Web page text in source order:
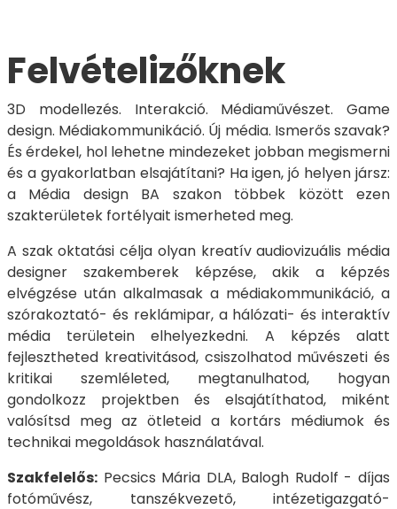
Felvételizőknek
3D modellezés. Interakció. Médiaművészet. Game
design. Médiakommunikáció. Új média. Ismerős szavak?
És érdekel, hol lehetne mindezeket jobban megismerni
és a gyakorlatban elsajátítani? Ha igen, jó helyen jársz:
a Média design BA szakon többek között ezen
szakterületek fortélyait ismerheted meg.
A szak oktatási célja olyan kreatív audiovizuális média
designer szakemberek képzése, akik a képzés
elvégzése után alkalmasak a médiakommunikáció, a
szórakoztató- és reklámipar, a hálózati- és interaktív
média területein elhelyezkedni. A képzés alatt
fejlesztheted kreativitásod, csiszolhatod művészeti és
kritikai szemléleted, megtanulhatod, hogyan
gondolkozz projektben és elsajátíthatod, miként
valósítsd meg az ötleteid a kortárs médiumok és
technikai megoldások használatával.
Szakfelelős: Pecsics Mária DLA, Balogh Rudolf - díjas
fotóművész, tanszékvezető, intézetigazgató-